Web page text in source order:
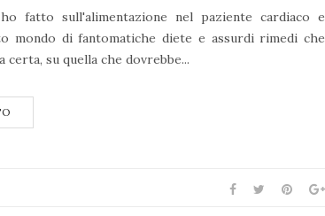
fatto sull'alimentazione nel paziente cardiaco e
mondo di fantomatiche diete e assurdi rimedi che
su quella che dovrebbe...